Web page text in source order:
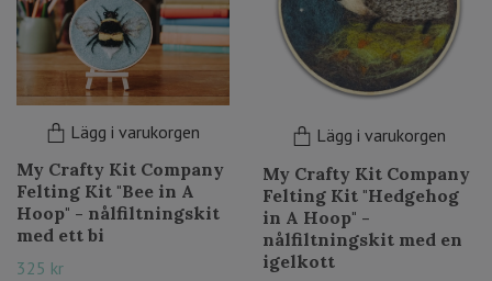
Lägg i varukorgen
My Crafty Kit Company
Felting Kit "Bee in A
Hoop" - nålfiltningskit
med ett bi
325 kr
Lägg i varukorgen
My Crafty Kit Company
Felting Kit "Hedgehog
in A Hoop" -
nålfiltningskit med en
igelkott